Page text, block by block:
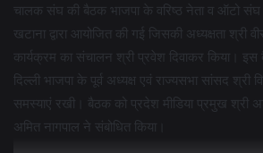
चालक संघ की बैठक भाजपा के वरिष्ठ नेता व ऑटो संघ
खटाना द्वारा आयोजित की गई जिसकी अध्यक्षता श्री
कार्यक्रम का संचालन श्री प्रवेश दिवाकर किया।
दिल्ली भाजपा के पूर्व अध्यक्ष एवं राज्यसभा सांसद
समस्याएं रखी। बैठक को प्रदेश मीडिया प्रमुख श्री
अमित नागपाल ने संबोधित किया।